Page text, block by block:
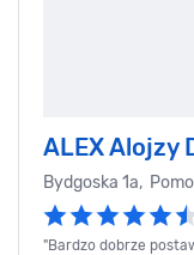
ALEX Alojzy
Bydgoska 1a,
"Bardzo dobrze